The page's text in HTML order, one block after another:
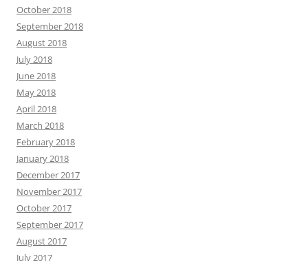
October 2018
September 2018
August 2018
July 2018
June 2018
May 2018
April 2018
March 2018
February 2018
January 2018
December 2017
November 2017
October 2017
September 2017
August 2017
July 2017